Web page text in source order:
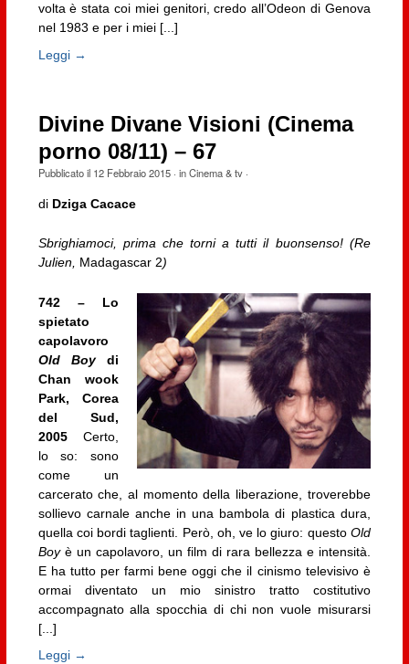
volta è stata coi miei genitori, credo all’Odeon di Genova
nel 1983 e per i miei [...]
Leggi →
Divine Divane Visioni (Cinema
porno 08/11) – 67
Pubblicato il 12 Febbraio 2015· inCinema & tv·
di Dziga Cacace
Sbrighiamoci, prima che torni a tutti il buonsenso! (Re
Julien, Madagascar 2)
742 – Lo
spietato
capolavoro
Old Boydi
Chan wook
Park, Corea
del Sud,
2005Certo,
lo so: sono
come un
carcerato che, al momento della liberazione, troverebbe
sollievo carnale anche in una bambola di plastica dura,
quella coi bordi taglienti. Però, oh, ve lo giuro: questo Old
Boyè un capolavoro, un film di rara bellezza e intensità.
E ha tutto per farmi bene oggi che il cinismo televisivo è
ormai diventato un mio sinistro tratto costitutivo
accompagnato alla spocchia di chi non vuole misurarsi
[...]
Leggi →